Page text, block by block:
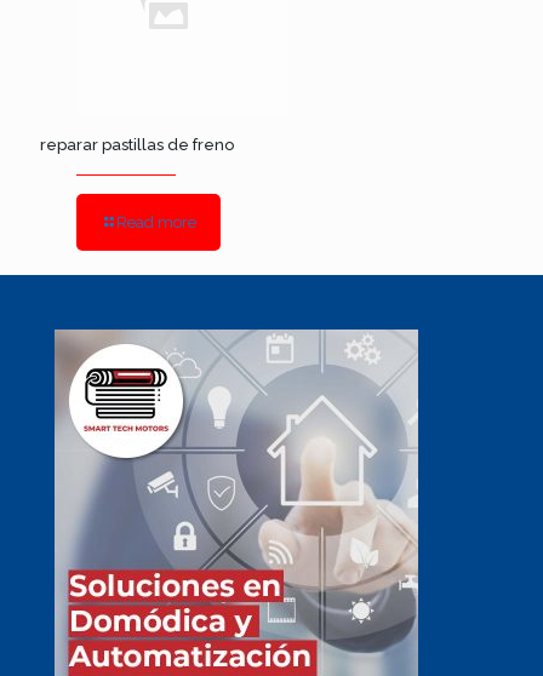
reparar pastillas de freno
Read more